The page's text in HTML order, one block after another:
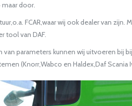
door.
FCAR,waar wij ook dealer van zijn.
tool van DAF.
parameters kunnen wij uitvoeren bij
(Knorr,Wabco en Haldex,Daf Scania